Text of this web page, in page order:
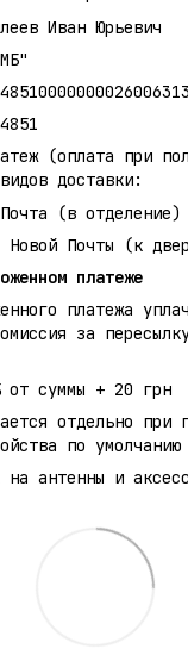
Иван Юрьевич
(оплата при
доставки:
(в отделение)
Новой Почты (к
платеже
платежа
за
от суммы + 20 грн
отдельно при
по
на антенны и